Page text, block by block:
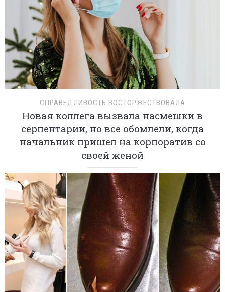
СПРАВЕДЛИВОСТЬ ВОСТОРЖЕСТВОВАЛА
Новая коллега вызвала насмешки в
серпентарии, но все обомлели, когда
начальник пришел на корпоратив со
своей женой